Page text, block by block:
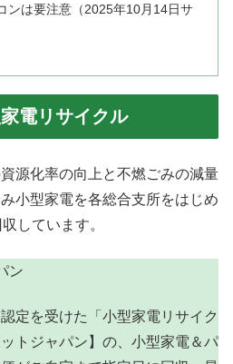
ンは要注意（2025年10月14日サ
電リサイクル
源化率の向上と不燃ごみの減量
小型家電を各総合支所をはじめ
しています。
ン
定を受けた「小型家電リサイク
トジャパン】の、小型家電＆パ